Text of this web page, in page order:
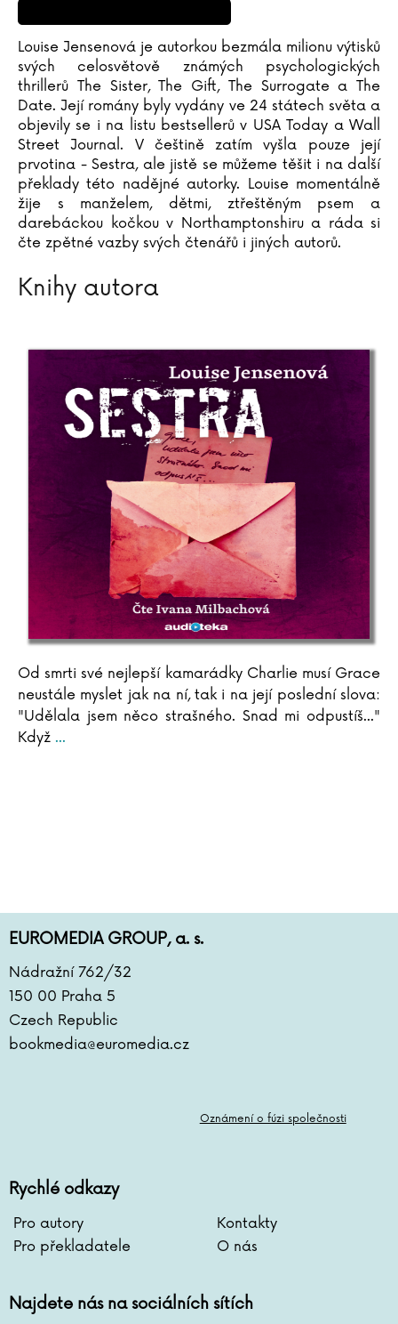
Louise Jensenová je autorkou bezmála milionu výtisků
svých celosvětově známých psychologických
thrillerů The Sister, The Gift, The Surrogate a The
Date. Její romány byly vydány ve 24 státech světa a
objevily se i na listu bestsellerů v USA Today a Wall
Street Journal. V češtině zatím vyšla pouze její
prvotina - Sestra, ale jistě se můžeme těšit i na další
překlady této nadějné autorky. Louise momentálně
žije s manželem, dětmi, ztřeštěným psem a
darebáckou kočkou v Northamptonshiru a ráda si
čte zpětné vazby svých čtenářů i jiných autorů.
Knihy autora
Od smrti své nejlepší kamarádky Charlie musí Grace
neustále myslet jak na ní, tak i na její poslední slova:
"Udělala jsem něco strašného. Snad mi odpustíš..."
Když ...
EUROMEDIA GROUP, a. s.
Nádražní 762/32
150 00 Praha 5
Czech Republic
bookmedia@euromedia.cz
Oznámení o fúzi společnosti
Rychlé odkazy
Pro autory
Kontakty
Pro překladatele
O nás
Najdete nás na sociálních sítích